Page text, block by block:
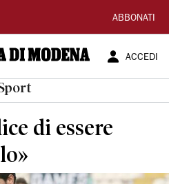
ABBONATI
ACCEDI
di essere